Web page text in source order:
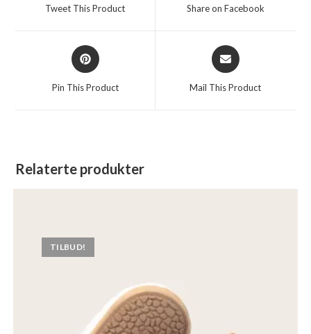
Tweet This Product Share on Facebook
Pin This Product Mail This Product
Relaterte produkter
TILBUD!